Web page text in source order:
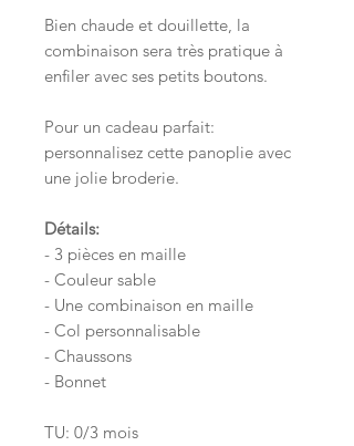
Bien chaude et douillette, la
combinaison sera très pratique à
enfiler avec ses petits boutons.
Pour un cadeau parfait:
personnalisez cette panoplie avec
une jolie broderie.
Détails:
- 3 pièces en maille
- Couleur sable
- Une combinaison en maille
- Col personnalisable
- Chaussons
- Bonnet
TU: 0/3 mois